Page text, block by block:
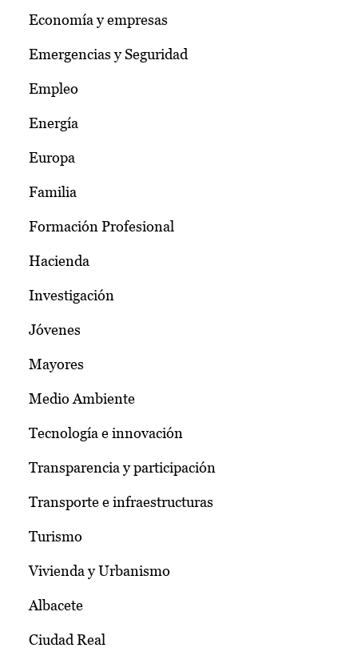
Economía y empresas
Emergencias y Seguridad
Empleo
Energía
Europa
Familia
Formación Profesional
Hacienda
Investigación
Jóvenes
Mayores
Medio Ambiente
Tecnología e innovación
Transparencia y participación
Transporte e infraestructuras
Turismo
Vivienda y Urbanismo
Albacete
Ciudad Real